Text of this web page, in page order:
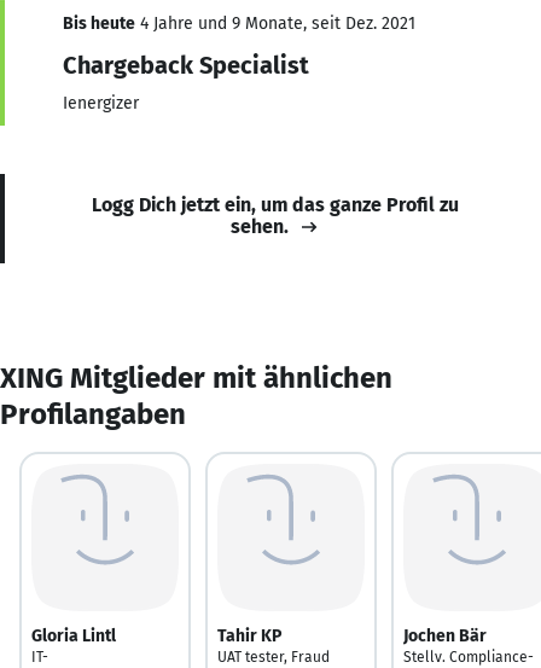
Bis heute 4 Jahre und 9 Monate, seit Dez. 2021
Chargeback Specialist
Ienergizer
Logg Dich jetzt ein, um das ganze Profil zu
sehen.
XING Mitglieder mit ähnlichen
Profilangaben
Gloria Lintl
IT-
Tahir KP
UAT tester, Fraud
Jochen Bär
Stellv. Compliance-